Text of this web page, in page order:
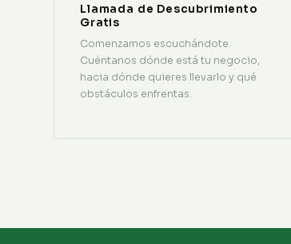
Llamada de Descubrimiento
Gratis
Comenzamos escuchándote.
Cuéntanos dónde está tu negocio,
hacia dónde quieres llevarlo y qué
obstáculos enfrentas.